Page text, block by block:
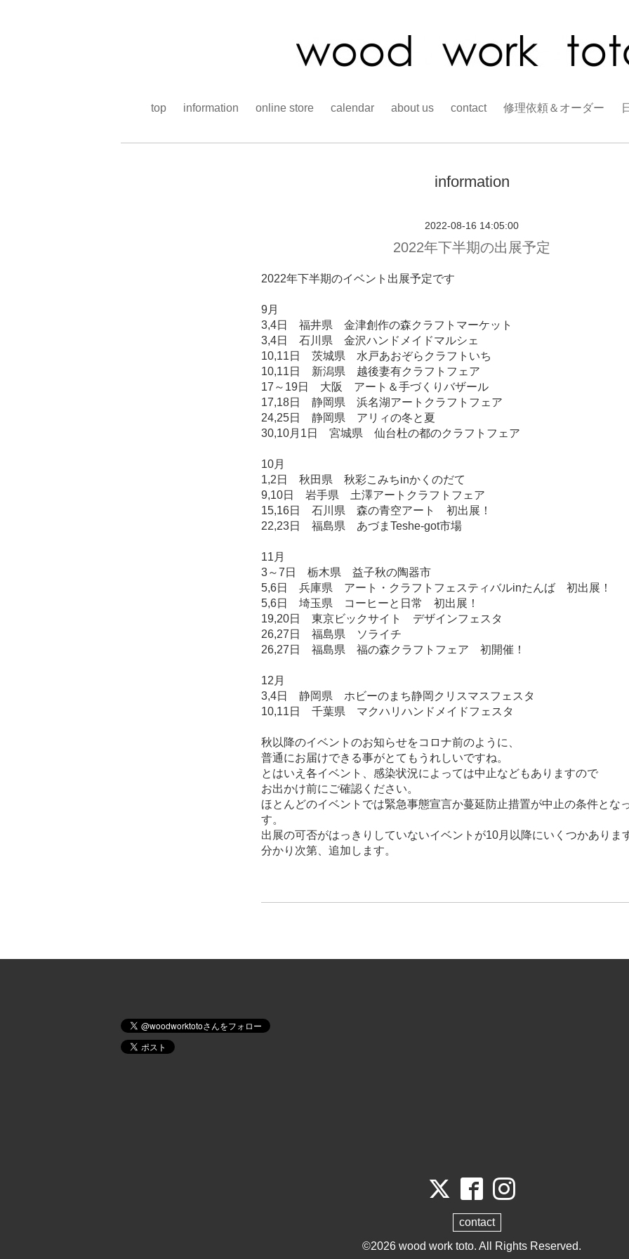
top information online store calendar about us contact 修理依頼＆オーダー
information
2022-08-16 14:05:00
2022年下半期の出展予定
2022年下半期のイベント出展予定です
9月
3,4日 福井県 金津創作の森クラフトマーケット
3,4日 石川県 金沢ハンドメイドマルシェ
10,11日 茨城県 水戸あおぞらクラフトいち
10,11日 新潟県 越後妻有クラフトフェア
17～19日 大阪 アート＆手づくりバザール
17,18日 静岡県 浜名湖アートクラフトフェア
24,25日 静岡県 アリィの冬と夏
30,10月1日 宮城県 仙台杜の都のクラフトフェア
10月
1,2日 秋田県 秋彩こみちinかくのだて
9,10日 岩手県 土澤アートクラフトフェア
15,16日 石川県 森の青空アート 初出展！
22,23日 福島県 あづまTeshe-got市場
11月
3～7日 栃木県 益子秋の陶器市
5,6日 兵庫県 アート・クラフトフェスティバルinたんば 初出展！
5,6日 埼玉県 コーヒーと日常 初出展！
19,20日 東京ビックサイト デザインフェスタ
26,27日 福島県 ソライチ
26,27日 福島県 福の森クラフトフェア 初開催！
12月
3,4日 静岡県 ホビーのまち静岡クリスマスフェスタ
10,11日 千葉県 マクハリハンドメイドフェスタ
秋以降のイベントのお知らせをコロナ前のように、
普通にお届けできる事がとてもうれしいですね。
とはいえ各イベント、感染状況によっては中止などもありますので
お出かけ前にご確認ください。
ほとんどのイベントでは緊急事態宣言か蔓延防止措置が中止の条件とな
す。
出展の可否がはっきりしていないイベントが10月以降にいくつかありま
分かり次第、追加します。
contact
©2026 wood work toto. All Rights Reserved.